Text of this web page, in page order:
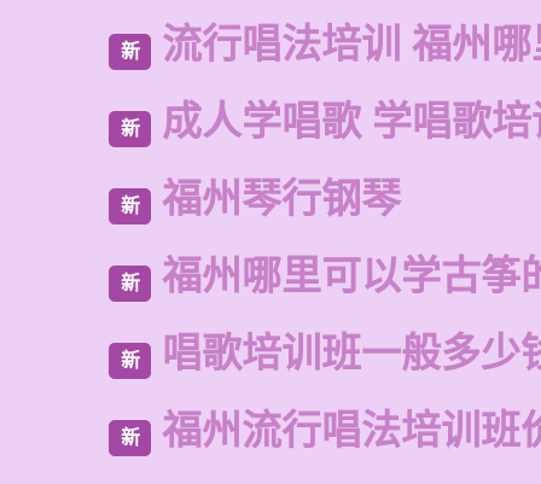
新 流行唱法培训 福州
新 成人学唱歌 学唱歌培
新 福州琴行钢琴
新 福州哪里可以学古筝
新 唱歌培训班一般多少
新 福州流行唱法培训班